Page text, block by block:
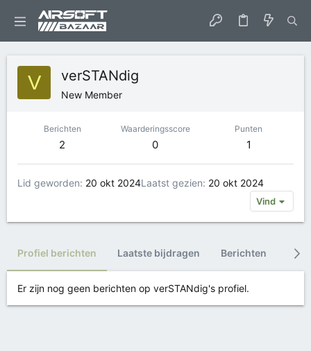
V verSTANdig
New Member
Berichten
2
Waarderingsscore
0
Punten
1
Lid geworden 20 okt 2024Laatst gezien 20 okt 2024
Vind
Profiel berichten Laatste bijdragen Berichten
Er zijn nog geen berichten op verSTANdig's profiel.